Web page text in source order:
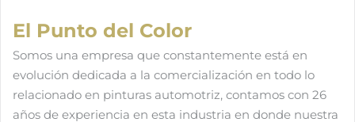
El Punto del Color
Somos una empresa que constantemente está en
evolución dedicada a la comercialización en todo lo
relacionado en pinturas automotriz, contamos con 26
años de experiencia en esta industria en donde nuestra